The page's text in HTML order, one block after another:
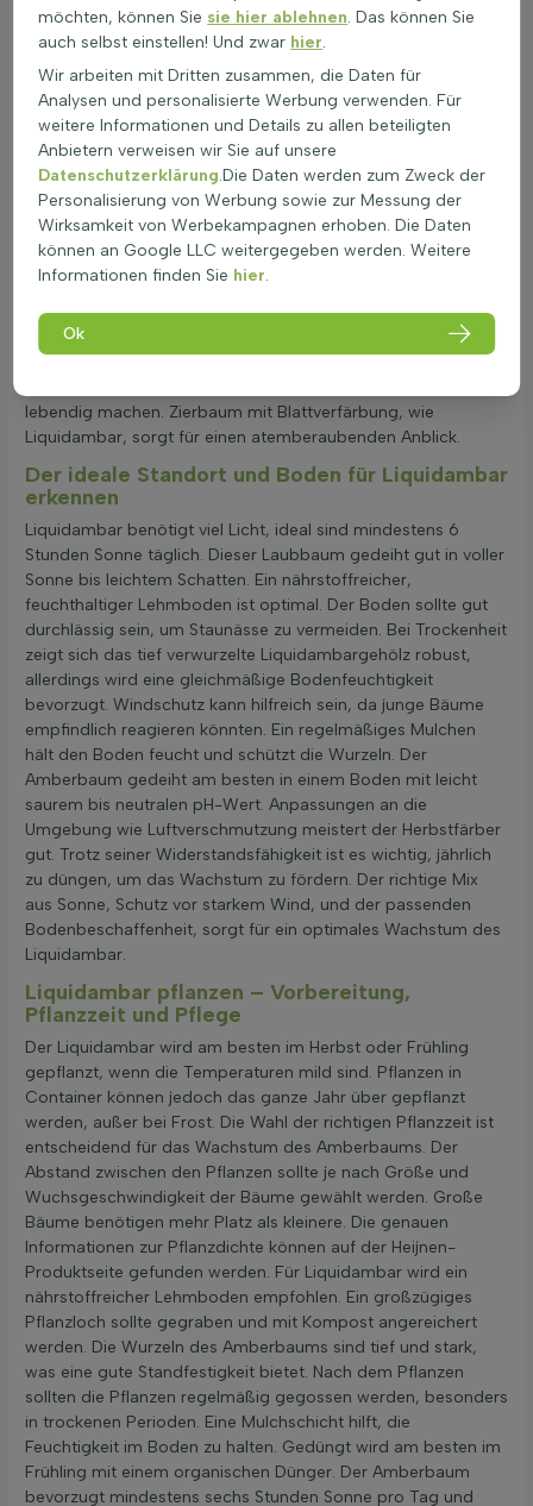
Liquidambar ist eine beeindruckende Wahl für den Garten. In
Kombination mit anderen Pflanzen kann Liquidambar eine
rubrum mit liquidambar, da beide Bäume eine wunderschöne
Herbstfärbung aufweisen. Auch Fagus und Quercus sind
hervorragende Partner. Beide Sorten bieten eine interessante
Textur und Färbung, die die Schönheit von Liquidambar
hervorheben. Ginkgo und Betula bringen zusätzlich Struktur in
den Garten. Diese Kombinationen sind nicht nur ästhetisch
ansprechend, sondern schaffen auch eine
abwechslungsreiche Landschaft. Jeder Baum bringt seine
eigene Farbpalette mit, die im Herbst ein wahres
Farbspektakel entfaltet. Liquidambar ist wegen seiner
spektakulären Herbstfärbung als stattlicher
sehr
lebendig machen. Zierbaum mit Blattverfärbung, wie
Liquidambar, sorgt für einen atemberaubenden Anblick.
Der ideale Standort und Boden für Liquidambar
erkennen
Liquidambar benötigt viel Licht, ideal sind mindestens 6
Stunden Sonne täglich. Dieser Laubbaum gedeiht gut in voller
Sonne bis leichtem Schatten. Ein nährstoffreicher,
feuchthaltiger Lehmboden ist optimal. Der Boden sollte gut
durchlässig sein, um Staunässe zu vermeiden. Bei Trockenheit
zeigt sich das tief verwurzelte Liquidambargehölz robust,
allerdings wird eine gleichmäßige Bodenfeuchtigkeit
bevorzugt. Windschutz kann hilfreich sein, da junge Bäume
empfindlich reagieren könnten. Ein regelmäßiges Mulchen
hält den Boden feucht und schützt die Wurzeln. Der
Amberbaum gedeiht am besten in einem Boden mit leicht
saurem bis neutralen pH-Wert. Anpassungen an die
Umgebung wie Luftverschmutzung meistert der Herbstfärber
gut. Trotz seiner Widerstandsfähigkeit ist es wichtig, jährlich
zu düngen, um das Wachstum zu fördern. Der richtige Mix
aus Sonne, Schutz vor starkem Wind, und der passenden
Bodenbeschaffenheit, sorgt für ein optimales Wachstum des
Liquidambar.
Liquidambar pflanzen – Vorbereitung,
Pflanzzeit und Pflege
Der Liquidambar wird am besten im Herbst oder Frühling
gepflanzt, wenn die Temperaturen mild sind. Pflanzen in
Container können jedoch das ganze Jahr über gepflanzt
werden, außer bei Frost. Die Wahl der richtigen Pflanzzeit ist
entscheidend für das Wachstum des Amberbaums. Der
Abstand zwischen den Pflanzen sollte je nach Größe und
Wuchsgeschwindigkeit der Bäume gewählt werden. Große
Bäume benötigen mehr Platz als kleinere. Die genauen
Informationen zur Pflanzdichte können auf der Heijnen-
Produktseite gefunden werden. Für Liquidambar wird ein
nährstoffreicher Lehmboden empfohlen. Ein großzügiges
Pflanzloch sollte gegraben und mit Kompost angereichert
werden. Die Wurzeln des Amberbaums sind tief und stark,
was eine gute Standfestigkeit bietet. Nach dem Pflanzen
sollten die Pflanzen regelmäßig gegossen werden, besonders
in trockenen Perioden. Eine Mulchschicht hilft, die
Feuchtigkeit im Boden zu halten. Gedüngt wird am besten im
Frühling mit einem organischen Dünger. Der Amberbaum
bevorzugt mindestens sechs Stunden Sonne pro Tag und
möchten, können Sie sie hier ablehnen. Das können Sie
auch selbst einstellen! Und zwar hier.
Wir arbeiten mit Dritten zusammen, die Daten für
Analysen und personalisierte Werbung verwenden. Für
weitere Informationen und Details zu allen beteiligten
Anbietern verweisen wir Sie auf unsere
Datenschutzerklärung.Die Daten werden zum Zweck der
Personalisierung von Werbung sowie zur Messung der
Wirksamkeit von Werbekampagnen erhoben. Die Daten
können an Google LLC weitergegeben werden. Weitere
Informationen finden Sie hier.
Ok